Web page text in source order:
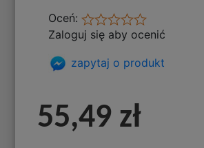
Oceń:
Zaloguj się aby ocenić
zapytaj o produkt
55,49 zł